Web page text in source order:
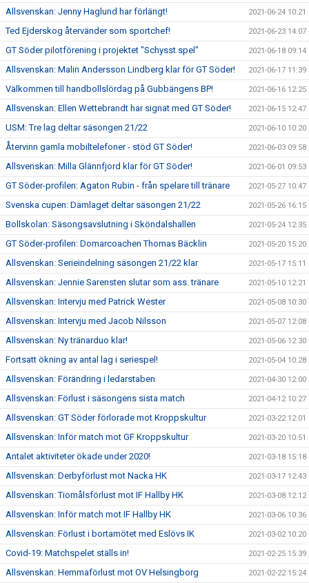
Allsvenskan: Jenny Haglund har förlängt! 2021-06-24 10:21
Ted Ejderskog återvänder som sportchef! 2021-06-23 14:07
GT Söder pilotförening i projektet "Schysst spel" 2021-06-18 09:14
Allsvenskan: Malin Andersson Lindberg klar för GT Söder! 2021-06-17 11:39
Välkommen till handbollslördag på Gubbängens BP! 2021-06-16 12:25
Allsvenskan: Ellen Wettebrandt har signat med GT Söder! 2021-06-15 12:47
USM: Tre lag deltar säsongen 21/22 2021-06-10 10:20
Återvinn gamla mobiltelefoner - stöd GT Söder! 2021-06-03 09:58
Allsvenskan: Milla Glännfjord klar för GT Söder! 2021-06-01 09:53
GT Söder-profilen: Agaton Rubin - från spelare till tränare 2021-05-27 10:47
Svenska cupen: Damlaget deltar säsongen 21/22 2021-05-26 16:15
Bollskolan: Säsongsavslutning i Sköndalshallen 2021-05-24 12:35
GT Söder-profilen: Domarcoachen Thomas Bäcklin 2021-05-20 15:20
Allsvenskan: Serieindelning säsongen 21/22 klar 2021-05-17 15:11
Allsvenskan: Jennie Sarensten slutar som ass. tränare 2021-05-10 12:21
Allsvenskan: Intervju med Patrick Wester 2021-05-08 10:30
Allsvenskan: Intervju med Jacob Nilsson 2021-05-07 12:08
Allsvenskan: Ny tränarduo klar! 2021-05-06 12:30
Fortsatt ökning av antal lag i seriespel! 2021-05-04 10:28
Allsvenskan: Förändring i ledarstaben 2021-04-30 12:00
Allsvenskan: Förlust i säsongens sista match 2021-04-12 10:27
Allsvenskan: GT Söder förlorade mot Kroppskultur 2021-03-22 12:01
Allsvenskan: Inför match mot GF Kroppskultur 2021-03-20 10:51
Antalet aktiviteter ökade under 2020! 2021-03-18 15:18
Allsvenskan: Derbyförlust mot Nacka HK 2021-03-17 12:43
Allsvenskan: Tiomålsförlust mot IF Hallby HK 2021-03-08 12:12
Allsvenskan: Inför match mot IF Hallby HK 2021-03-06 10:36
Allsvenskan: Förlust i bortamötet med Eslövs IK 2021-03-02 10:20
Covid-19: Matchspelet ställs in! 2021-02-25 15:39
Allsvenskan: Hemmaförlust mot OV Helsingborg 2021-02-22 15:24